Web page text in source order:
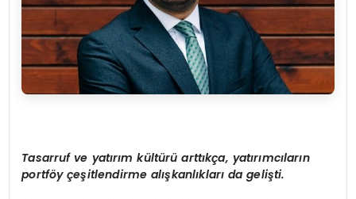
Tasarruf ve yatırım kültürü arttıkça, yatırımcıların
portföy çeşitlendirme alışkanlıkları da gelişti.